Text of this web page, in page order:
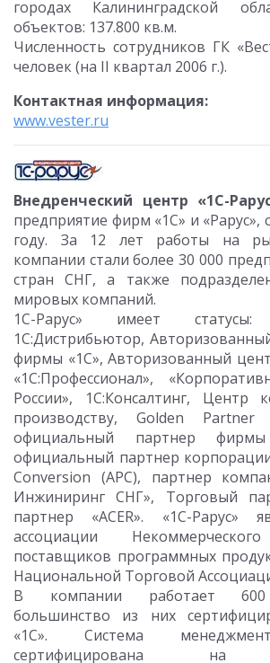
городах Калининградской
объектов: 137.800 кв.м.
Численность сотрудников ГК
человек (на II квартал 2006 г.).
Контактная информация:
www.vester.ru
Внедренческий центр «1С-
предприятие фирм «1С» и «Рарус»,
году. За 12 лет работы на
компании стали более 30 000
стран СНГ, а также
мировых компаний.
1С-Рарус» имеет статусы:
1С:Дистрибьютор,
фирмы «1С», Авторизованный
«1С:Профессионал»,
России», 1С:Консалтинг, Центр
производству, Golden
официальный партнер
официальный партнер
Conversion (APC), партнер
Инжиниринг СНГ», Торговый
партнер «ACER». «1С-Рарус»
ассоциации
поставщиков программных
Национальной Торговой
В компании работает 600
большинство из них
«1С». Система
сертифицирована на